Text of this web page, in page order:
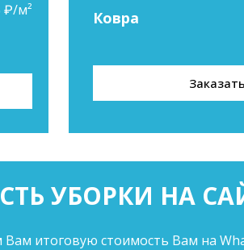
₽/м² Ковра
Заказать
УБОРКИ НА
итоговую стоимость Вам на